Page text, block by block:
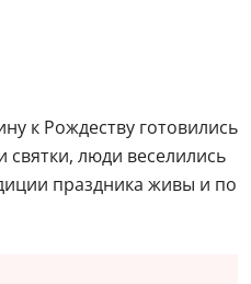
к Рождеству готовились
святки, люди веселились
праздника живы и по